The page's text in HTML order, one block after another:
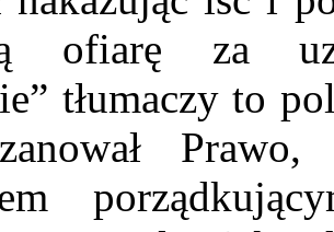
ofiarę za
tłumaczy to